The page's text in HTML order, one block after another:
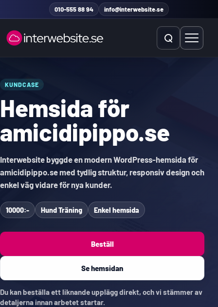
Hoppa till innehåll010-555 88 94 info@interwebsite.se
Öppna sökÖppna
Sök på hela sidan
Sök efter:
KUNDCASE
Hemsida för
amicidipippo.se
Interwebsite byggde en modern WordPress-hemsida för
amicidipippo.se med tydlig struktur, responsiv design och
enkel väg vidare för nya kunder.
10000:- Hund Träning Enkel hemsida
Beställ
Se hemsidan
Du kan beställa ett liknande upplägg direkt, och vi stämmer av
detaljerna innan arbetet startar.